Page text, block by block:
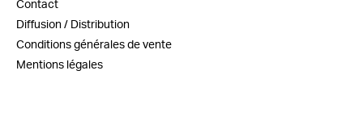
Contact
Diffusion / Distribution
Conditions générales de vente
Mentions légales